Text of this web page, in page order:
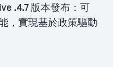
.4.7 版本發布：可
，實現基於政策驅動